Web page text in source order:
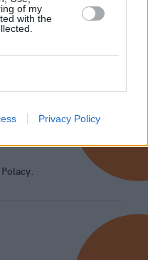
of my
with the
Privacy Policy